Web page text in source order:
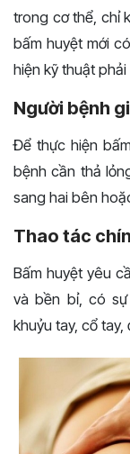
trong cơ thể, chỉ
bấm huyệt mới
hiện kỹ thuật
Người bệnh
Để thực hiện
bệnh cần thả
sang hai bên
Thao tác
Bấm huyệt yêu
và bền bỉ, có sự
khuỷu tay, cổ tay,